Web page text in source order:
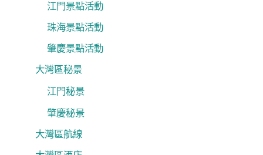
江門景點活動
珠海景點活動
肇慶景點活動
大灣區秘景
江門秘景
肇慶秘景
大灣區航線